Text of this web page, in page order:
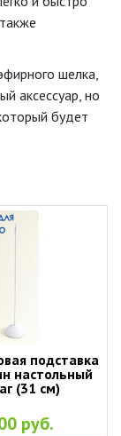
шелка,
аксессуар, но
будет
подставка
настольный
(31 см)
руб.